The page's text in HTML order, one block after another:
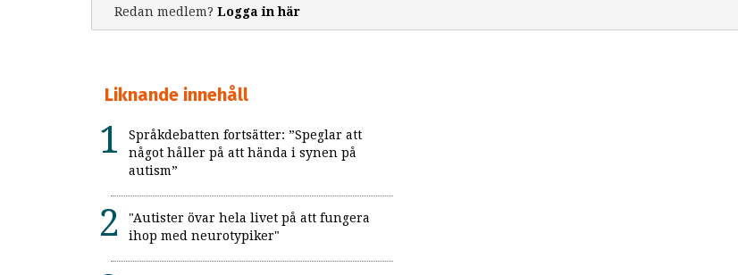
Redan medlem? Logga in här
Liknande innehåll
Språkdebatten fortsätter: ”Speglar att
något håller på att hända i synen på
autism”
"Autister övar hela livet på att fungera
ihop med neurotypiker"